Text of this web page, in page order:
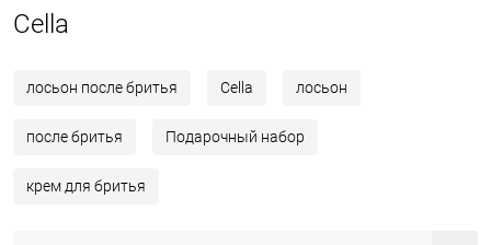
Cella
лосьон после бритья Cella лосьон
после бритья Подарочный набор
крем для бритья